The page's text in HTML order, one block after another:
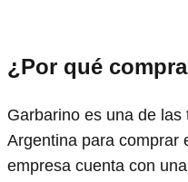
¿Por qué
Garbarino es una de
Argentina para comprar
empresa cuenta con